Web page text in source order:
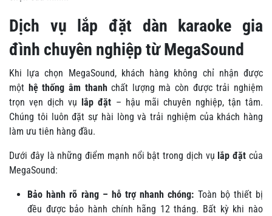
Dịch vụ lắp đặt dàn karaoke gia
đình chuyên nghiệp từ MegaSound
Khi lựa chọn MegaSound, khách hàng không chỉ nhận được
một hệ thống âm thanh chất lượng mà còn được trải nghiệm
trọn vẹn dịch vụ
lắp đặt – hậu mãi chuyên nghiệp, tận tâm.
Chúng tôi luôn đặt sự hài lòng và trải nghiệm của khách hàng
làm ưu tiên hàng đầu.
Dưới đây là những điểm mạnh nổi bật trong dịch vụ lắp đặt của
MegaSound:
Bảo hành rõ ràng – hỗ trợ nhanh chóng: Toàn bộ thiết bị
đều được bảo hành chính hãng 12 tháng. Bất kỳ khi nào